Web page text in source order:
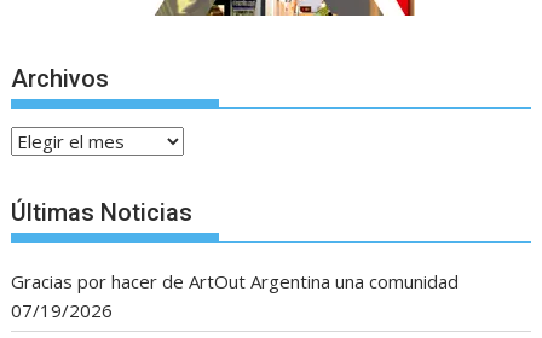
Archivos
Últimas Noticias
Gracias por hacer de ArtOut Argentina una comunidad
07/19/2026